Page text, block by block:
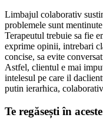
Limbajul colaborativ
problemele sunt
Terapeutul trebuie sa fie
exprime opinii, intrebari
concise, sa evite
Astfel, clientul e mai
intelesul pe care il
putin ierarhica,
Te regăsești în